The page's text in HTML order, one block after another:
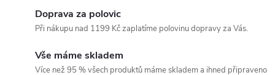
Doprava za polovic
Při nákupu nad 1199 Kč zaplatíme polovinu dopravy za Vás.
Vše máme skladem
Více než 95 % všech produktů máme skladem a ihned připraveno